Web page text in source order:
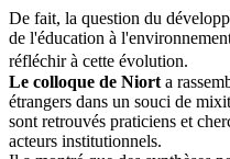
De fait, la question du
de l'éducation à
réfléchir à cette évolution.
Le colloque de Niort a
étrangers dans un souci de
sont retrouvés praticiens et
acteurs institutionnels.